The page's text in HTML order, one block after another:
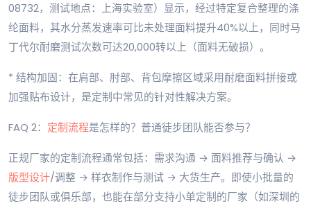
08732，测试地点：上海实验室）显示，经过特定复合整理的涤
纶面料，其水分蒸发速率可比未处理面料提升40%以上，同时马
丁代尔耐磨测试次数可达20,000转以上（面料无破损）。
* 结构加固：在肩部、肘部、背包摩擦区域采用耐磨面料拼接或
加强贴布设计，是定制中常见的针对性解决方案。
FAQ 2： 定制流程是怎样的？普通徒步团队能否参与？
正规厂家的定制流程通常包括：需求沟通 → 面料推荐与确认 →
版型设计/调整 → 样衣制作与测试 → 大货生产。即使小批量的
徒步团队或俱乐部，也能在部分支持小单定制的厂家（如深圳的